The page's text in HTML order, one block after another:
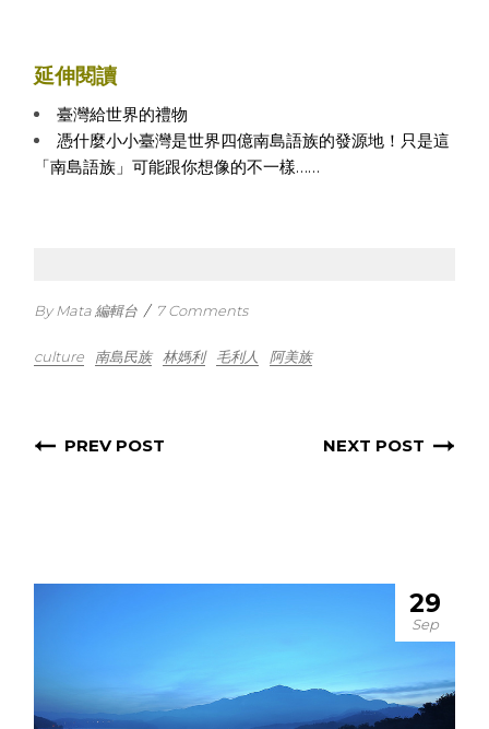
延伸閱讀
臺灣給世界的禮物
憑什麼小小臺灣是世界四億南島語族的發源地！只是這
「南島語族」可能跟你想像的不一樣……
By Mata 編輯台 / 7 Comments
culture 南島民族 林媽利 毛利人 阿美族
PREV POST NEXT POST
29
Sep